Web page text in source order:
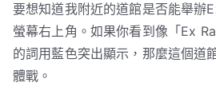
要想知道我附近的道館是否能舉辦
螢幕右上角。如果你看到像「Ex
的詞用藍色突出顯示，那麼這個道
體戰。